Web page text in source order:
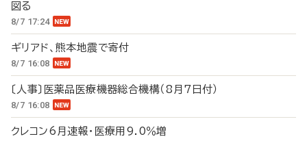
図る
8/7 17:24
ギリアド、熊本地震で寄付
8/7 16:08
〔人事〕医薬品医療機器総合機構（8月7日付）
8/7 16:08
クレコン6月速報・医療用9.0％増